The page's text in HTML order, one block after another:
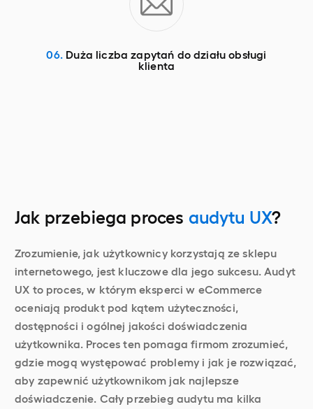
06. Duża liczba zapytań do działu obsługi
klienta
Jak przebiega proces audytu UX?
Zrozumienie, jak użytkownicy korzystają ze sklepu
internetowego, jest kluczowe dla jego sukcesu. Audyt
UX to proces, w którym eksperci w eCommerce
oceniają produkt pod kątem użyteczności,
dostępności i ogólnej jakości doświadczenia
użytkownika. Proces ten pomaga firmom zrozumieć,
gdzie mogą występować problemy i jak je rozwiązać,
aby zapewnić użytkownikom jak najlepsze
doświadczenie. Cały przebieg audytu ma kilka